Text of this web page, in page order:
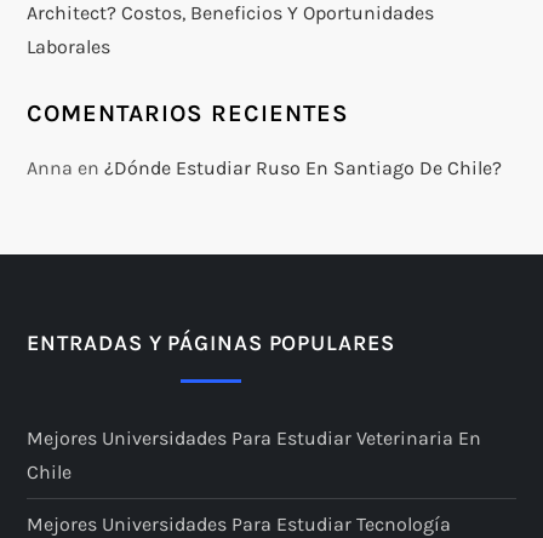
Architect? Costos, Beneficios Y Oportunidades
Laborales
COMENTARIOS RECIENTES
Anna en¿Dónde Estudiar Ruso En Santiago De Chile?
ENTRADAS Y PÁGINAS POPULARES
Mejores Universidades Para Estudiar Veterinaria En
Chile
Mejores Universidades Para Estudiar Tecnología